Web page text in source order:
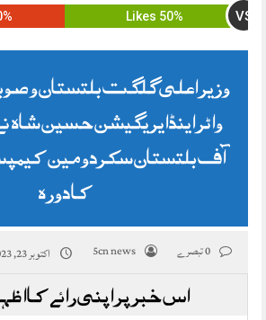
50% Likes VS
وزیر اعلی گلگت بلتستان و
واٹر اینڈ ایریگیشن حسین شاہ
آف بلتستان سکردو مین
کا دورہ
5cn news اکتوبر 23, 2023
اس خبر پر اپنی رائے کا